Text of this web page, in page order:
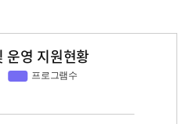
운영 지원현황